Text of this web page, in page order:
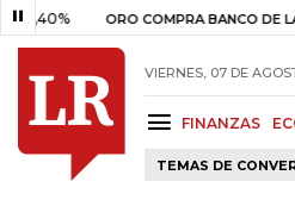
ORO COMPRA BANCO DE LA REPÚBLICA
VIERNES, 07 DE
FINANZAS
TEMAS DE